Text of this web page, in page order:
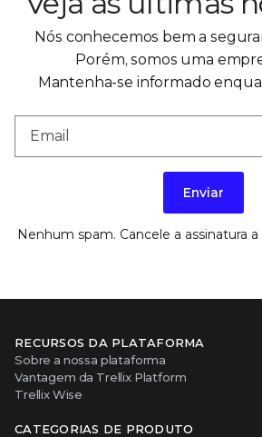
Nós conhecemos bem a
Porém, somos uma
Mantenha-se informado
Enviar
Nenhum spam. Cancele a assinatura
RECURSOS DA PLATAFORMA
Sobre a nossa plataforma
Vantagem da Trellix Platform
Trellix Wise
CATEGORIAS DE PRODUTO